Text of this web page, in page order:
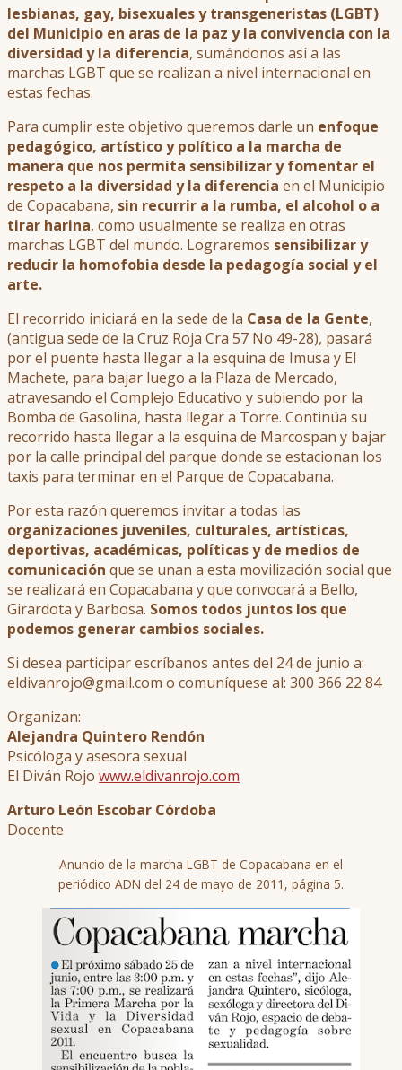
lesbianas, gay, bisexuales y transgeneristas (LGBT)
del Municipio en aras de la paz y la convivencia con la
diversidad y la diferencia, sumándonos así a las
marchas LGBT que se realizan a nivel internacional en
estas fechas.
Para cumplir este objetivo queremos darle un enfoque
pedagógico, artístico y político a la marcha de
manera que nos permita sensibilizar y fomentar el
respeto a la diversidad y la diferencia en el Municipio
de Copacabana, sin recurrir a la rumba, el alcohol o a
tirar harina, como usualmente se realiza en otras
marchas LGBT del mundo. Lograremos sensibilizar y
reducir la homofobia desde la pedagogía social y el
arte.
El recorrido iniciará en la sede de la Casa de la Gente,
(antigua sede de la Cruz Roja Cra 57 No 49-28), pasará
por el puente hasta llegar a la esquina de Imusa y El
Machete, para bajar luego a la Plaza de Mercado,
atravesando el Complejo Educativo y subiendo por la
Bomba de Gasolina, hasta llegar a Torre. Continúa su
recorrido hasta llegar a la esquina de Marcospan y bajar
por la calle principal del parque donde se estacionan los
taxis para terminar en el Parque de Copacabana.
Por esta razón queremos invitar a todas las
organizaciones juveniles, culturales, artísticas,
deportivas, académicas, políticas y de medios de
comunicación que se unan a esta movilización social que
se realizará en Copacabana y que convocará a Bello,
Girardota y Barbosa. Somos todos juntos los que
podemos generar cambios sociales.
Si desea participar escríbanos antes del 24 de junio a:
eldivanrojo@gmail.com o comuníquese al: 300 366 22 84
Organizan:
Alejandra Quintero Rendón
Psicóloga y asesora sexual
El Diván Rojo www.eldivanrojo.com
Arturo León Escobar Córdoba
Docente
Anuncio de la marcha LGBT de Copacabana en el
periódico ADN del 24 de mayo de 2011, página 5.